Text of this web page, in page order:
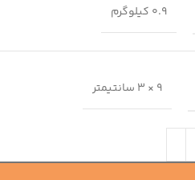
0.9 کیلوگرم
9 × 3 سانتیمتر